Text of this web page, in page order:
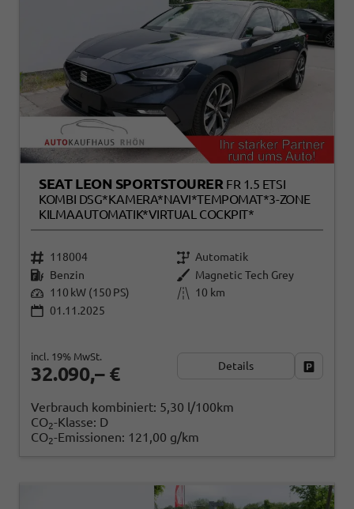
SEAT LEON SPORTSTOURER FR 1.5 ETSI
KOMBI DSG*KAMERA*NAVI*TEMPOMAT*3-ZONE
KILMAAUTOMATIK*VIRTUAL COCKPIT*
118004
Automatik
Benzin
Magnetic Tech Grey
110 kW (150 PS)
10 km
01.11.2025
32.090,– €
incl. 19% MwSt.
Details
Verbrauch kombiniert: 5,30 l/100km
CO2-Klasse: D
CO2-Emissionen: 121,00 g/km